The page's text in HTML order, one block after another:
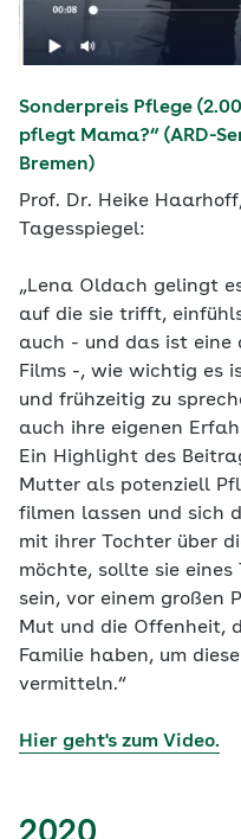
Sonderpreis Pflege
pflegt Mama?“ (ARD-
Bremen)
Prof. Dr. Heike
Tagesspiegel:
„Lena Oldach gelingt
auf die sie trifft,
auch - und das ist eine
Films -, wie wichtig es
und frühzeitig zu
auch ihre eigenen
Ein Highlight des
Mutter als potenziell
filmen lassen und sich
mit ihrer Tochter über
möchte, sollte sie
sein, vor einem großen
Mut und die Offenheit,
Familie haben, um
vermitteln.“
Hier geht's zum Video.